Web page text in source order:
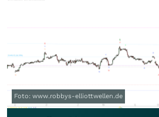
Foto: www.robbys-elliottwellen.de